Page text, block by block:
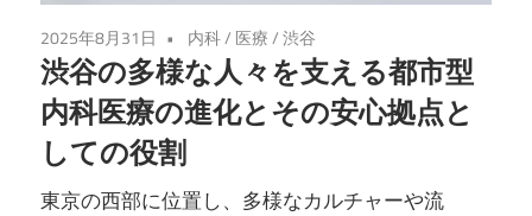
2025年8月31日 内科/ 医療/渋谷
渋谷の多様な人々を支える都市型
内科医療の進化とその安心拠点と
しての役割
東京の西部に位置し、多様なカルチャーや流